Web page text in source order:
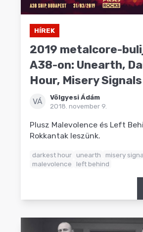
HÍREK
2019 metalcore-
A38-on: Unearth,
Hour, Misery Signals
VÁ
Völgyesi Ádám
2018. november 9.
Plusz Malevolence és Left
Rokkantak leszünk.
darkest hour unearth misery
malevolence
left behind